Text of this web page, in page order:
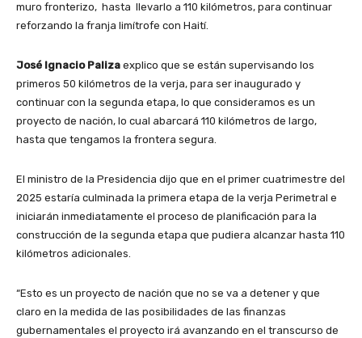
muro fronterizo, hasta llevarlo a 110 kilómetros, para continuar
reforzando la franja limítrofe con Haití.
José Ignacio Paliza explico que se están supervisando los
primeros 50 kilómetros de la verja, para ser inaugurado y
continuar con la segunda etapa, lo que consideramos es un
proyecto de nación, lo cual abarcará 110 kilómetros de largo,
hasta que tengamos la frontera segura.
El ministro de la Presidencia dijo que en el primer cuatrimestre del
2025 estaría culminada la primera etapa de la verja Perimetral e
iniciarán inmediatamente el proceso de planificación para la
construcción de la segunda etapa que pudiera alcanzar hasta 110
kilómetros adicionales.
“Esto es un proyecto de nación que no se va a detener y que
claro en la medida de las posibilidades de las finanzas
gubernamentales el proyecto irá avanzando en el transcurso de